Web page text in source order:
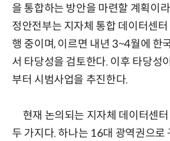
을 통합하는 방안을 마련할 계획이
정안전부는 지자체 통합 데이터센
행 중이며, 이르면 내년 3~4월에 한
서 타당성을 검토한다. 이후 타당성
부터 시범사업을 추진한다.
현재 논의되는 지자체 데이터센터
두 가지다. 하나는 16대 광역권으로